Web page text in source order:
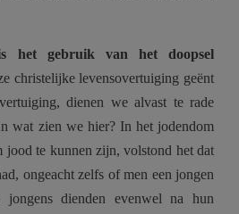
het gebruik van het doopsel
christelijke levensovertuiging geënt
dienen we alvast te rade
wat zien we hier? In het jodendom
jood te kunnen zijn, volstond het dat
ongeacht zelfs of men een jongen
dienden evenwel na hun